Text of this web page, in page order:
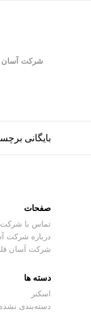
شرکت آسان
بایگانی
صفحات
تماس با شرکت
درباره شرکت
شرکت آسان
دسته ها
اسکنر
دسته‌بندی نشده